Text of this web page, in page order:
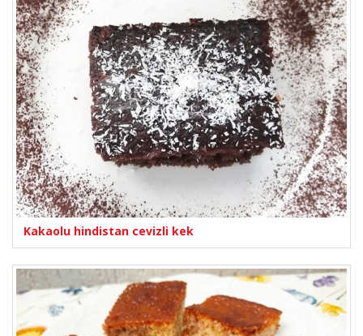
Kakaolu hindistan cevizli kek